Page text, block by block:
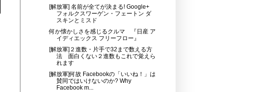
[解放軍] 名前が全てが決まる! Google+
フォルクスワーゲン・フェートン ダ
スキンとミスド
何か懐かしさを感じるクルマ 『日産 ア
イディエックス フリーフロー』
[解放軍]２進数・片手で32まで数える方
法 面白くない２進数もこれで覚えら
れます
[解放軍]何故 Facebookの「いいね！」は
賛同ではいけないのか? Why
Facebook m...